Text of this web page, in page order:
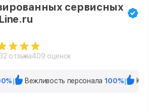
сервисных
отзыва409 оценок
Вежливость персонала 100%